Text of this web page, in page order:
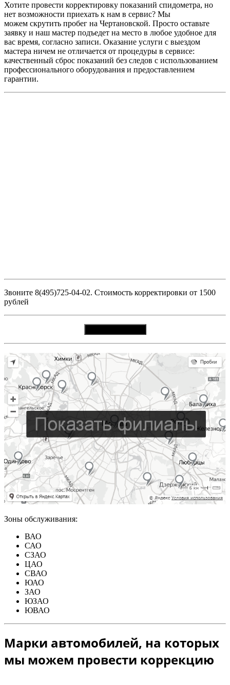
Хотите провести корректировку показаний спидометра, но
нет возможности приехать к нам в сервис? Мы
можем скрутить пробег на Чертановской. Просто оставьте
заявку и наш мастер подъедет на место в любое удобное для
вас время, согласно записи. Оказание услуги с выездом
мастера ничем не отличается от процедуры в сервисе:
качественный сброс показаний без следов с использованием
профессионального оборудования и предоставлением
гарантии.
Звоните 8(495)725-04-02. Стоимость корректировки от 1500
рублей
Зоны обслуживания:
ВАО
САО
СЗАО
ЦАО
СВАО
ЮАО
ЗАО
ЮЗАО
ЮВАО
Марки автомобилей, на которых
мы можем провести коррекцию